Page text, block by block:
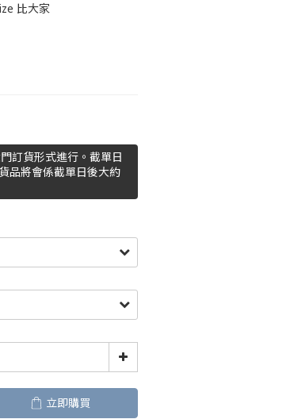
比大家
訂貨形式進行。截單日
品將會係截單日後大約
立即購買